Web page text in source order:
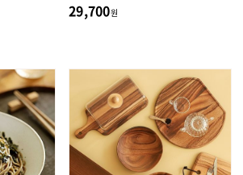
29,700원